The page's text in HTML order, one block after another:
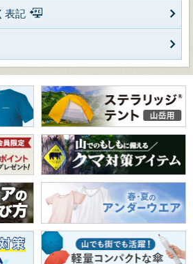
表記